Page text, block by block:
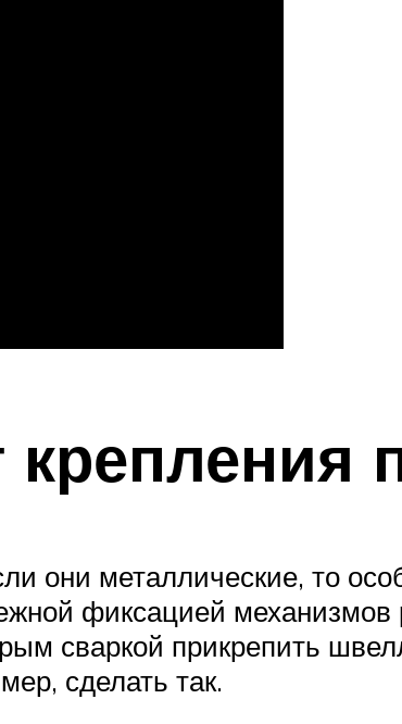
крепления
они металлические, то
фиксацией
сваркой прикрепить
сделать так.